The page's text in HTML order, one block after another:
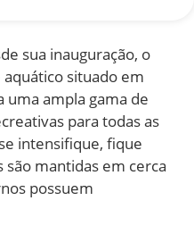
sua inauguração, o
situado em
uma ampla gama de
para todas as
intensifique, fique
mantidas em cerca
possuem